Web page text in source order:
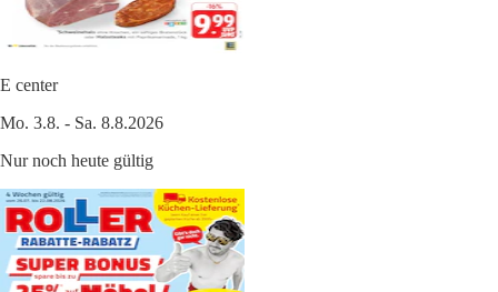
E center
Mo. 3.8. - Sa. 8.8.2026
Nur noch heute gültig